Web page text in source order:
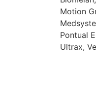
Motion
Pontual
Ultrax,